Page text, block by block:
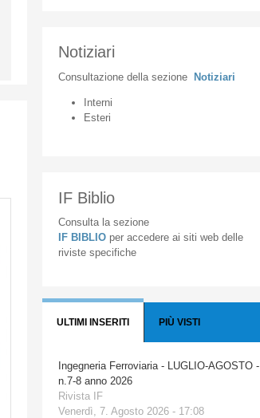
Notiziari
Consultazione della sezione Notiziari
Interni
Esteri
IF Biblio
Consulta la sezione
IF BIBLIO per accedere ai siti web delle
riviste specifiche
ULTIMI INSERITI PIÙ VISTI
Ingegneria Ferroviaria - LUGLIO-AGOSTO -
n.7-8 anno 2026
Rivista IF
Venerdì, 7. Agosto 2026 - 17:08